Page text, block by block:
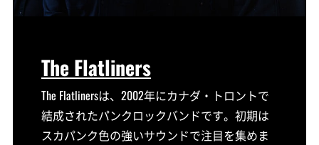
The Flatliners
The Flatlinersは、2002年にカナダ・トロントで
結成されたパンクロックバンドです。初期は
スカパンク色の強いサウンドで注目を集めま